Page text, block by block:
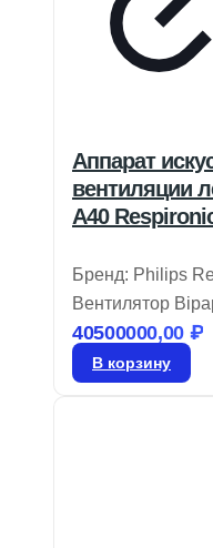
Аппарат
вентиляции
A40
Бренд: Philips
Вентилятор
Philips
разработано
40500000,00 ₽
В корзину